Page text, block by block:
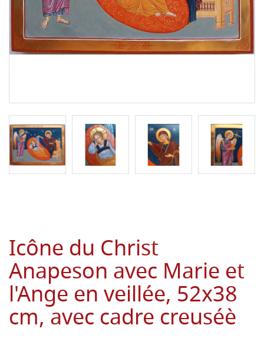
Icône du Christ
Anapeson avec Marie et
l'Ange en veillée, 52x38
cm, avec cadre creuséè